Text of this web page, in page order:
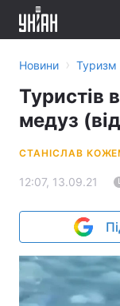
Новини › Туризм
Туристів
медуз
СТАНІСЛАВ
12:07, 13.09.21